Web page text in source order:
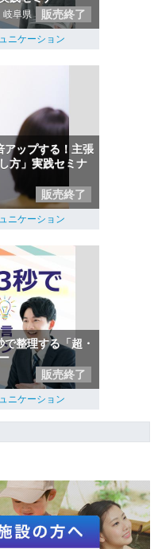
岐阜県 販売終了
ニケーション
アップする！主張
方」実践セミナ
販売終了
ニケーション
で整理する「超・
販売終了
ニケーション